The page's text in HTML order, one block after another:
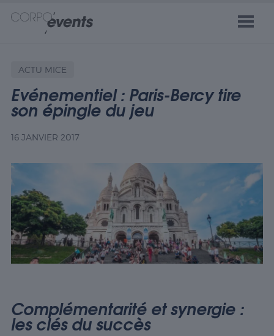
ACTU MICE
Evénementiel : Paris-Bercy tire
son épingle du jeu
16 JANVIER 2017
Complémentarité et synergie :
les clés du succès